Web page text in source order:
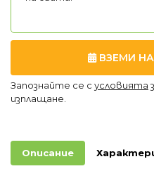
ВЗЕМИ
Запознайте се с условията
изплащане.
Описание